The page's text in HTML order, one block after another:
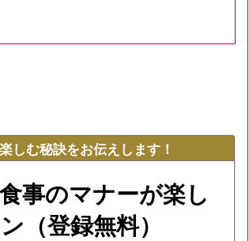
しむ秘訣をお伝えします！
事のマナーが楽し
（登録無料）